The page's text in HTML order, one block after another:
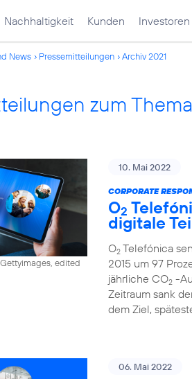
Nachhaltigkeit Kunden Investoren
News Pressemitteilungen Archiv 2021
zum
edited
10. Mai 2022
CORPORATE
O2
digitale
O2 Telefónica
2015 um 97
jährliche CO2 -
Zeitraum sank
dem Ziel,
06. Mai 2022